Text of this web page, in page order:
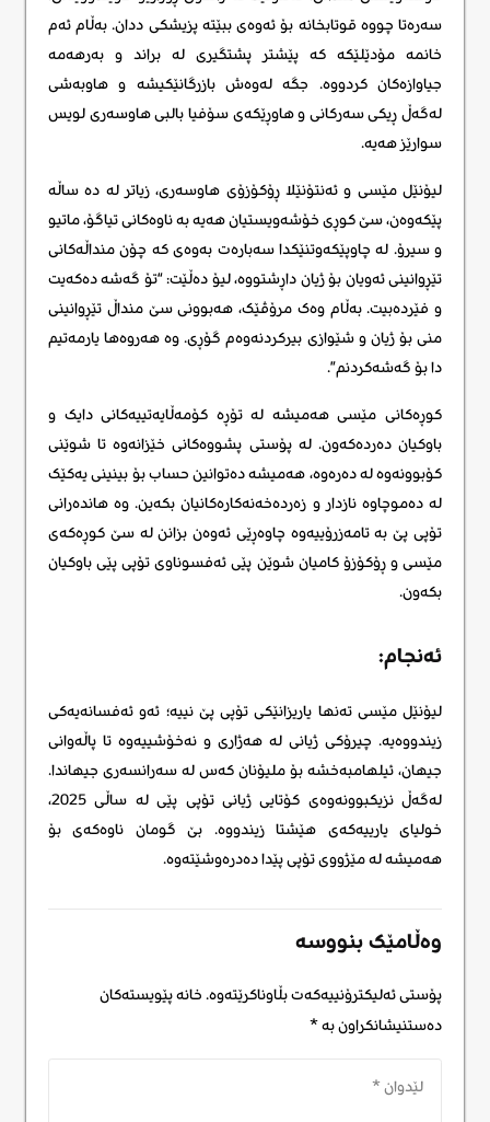
سەرەتا چووە قوتابخانە بۆ ئەوەی ببێتە پزیشکی ددان. بەڵام ئەم
خانمە مۆدێلێکە کە پێشتر پشتگیری لە براند و بەرهەمە
جیاوازەکان کردووە. جگە لەوەش بازرگانێکیشە و هاوبەشی
لەگەڵ ڕیکی سەرکانی و هاوڕێکەی سۆفیا بالبی هاوسەری لویس
سوارێز هەیە.
لیۆنێل مێسی و ئەنتۆنێلا ڕۆکۆزۆی هاوسەری، زیاتر لە دە ساڵە
پێکەوەن، سێ کوڕی خۆشەویستیان هەیە بە ناوەکانی تیاگۆ، ماتیو
و سیرۆ. لە چاوپێکەوتنێکدا سەبارەت بەوەی کە چۆن منداڵەکانی
تێڕوانینی ئەویان بۆ ژیان داڕشتووە، لیۆ دەڵێت: “تۆ گەشە دەکەیت
و فێردەبیت. بەڵام وەک مرۆڤێک، هەبوونی سێ منداڵ تێڕوانینی
منی بۆ ژیان و شێوازی بیرکردنەوەم گۆڕی. وە هەروەها یارمەتیم
دا بۆ گەشەکردنم”.
کوڕەکانی مێسی هەمیشە لە تۆڕە کۆمەڵایەتییەکانی دایک و
باوکیان دەردەکەون. لە پۆستی پشووەکانی خێزانەوە تا شوێنی
کۆبوونەوە لە دەرەوە، هەمیشە دەتوانین حساب بۆ بینینی یەکێک
لە دەموچاوە نازدار و زەردەخەنەکارەکانیان بکەین. وە هاندەرانی
تۆپی پێ بە تامەزرۆییەوە چاوەڕێی ئەوەن بزانن لە سێ کوڕەکەی
مێسی و ڕۆکۆزۆ کامیان شوێن پێی ئەفسوناوی تۆپی پێی باوکیان
بکەون.
ئەنجام:
لیۆنێل مێسی تەنها یاریزانێکی تۆپی پێ نییە؛ ئەو ئەفسانەیەکی
زیندووەیه. چیرۆکی ژیانی لە هەژاری و نەخۆشییەوە تا پاڵەوانی
جیهان، ئیلهامبەخشە بۆ ملیۆنان کەس لە سەرانسەری جیهاندا.
لەگەڵ نزیکبوونەوەی کۆتایی ژیانی تۆپی پێی لە ساڵی 2025،
خولیای یارییەکەی هێشتا زیندووە. بێ گومان ناوەکەی بۆ
هەمیشە لە مێژووی تۆپی پێدا دەدرەوشێتەوە.
وەڵامێک بنووسە
پۆستی ئەلیکترۆنییەکەت بڵاوناکرێتەوە.خانە پێویستەکان
دەستنیشانکراون بە*